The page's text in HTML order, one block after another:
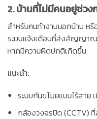
2.บ้านที่ไม่มีคนอยู่ช่วง
สำหรับคนทำงานนอกบ้าน ห
ระบบแจ้งเตือนที่ส่งสัญญาณ
หากมีความผิดปกติเกิดขึ้น
แนะนำ:
ระบบกันขโมยแบบไร้สาย
กล้องวงจรปิด (CCTV)